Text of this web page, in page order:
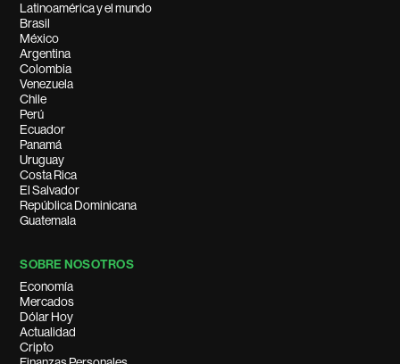
Latinoamérica y el mundo
Brasil
México
Argentina
Colombia
Venezuela
Chile
Perú
Ecuador
Panamá
Uruguay
Costa Rica
El Salvador
República Dominicana
Guatemala
SOBRE NOSOTROS
Economía
Mercados
Dólar Hoy
Actualidad
Cripto